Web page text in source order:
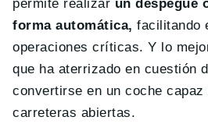
permite realizar un despegue
forma automática, facilitando
operaciones críticas. Y lo
que ha aterrizado en cuestión
convertirse en un coche
carreteras abiertas.